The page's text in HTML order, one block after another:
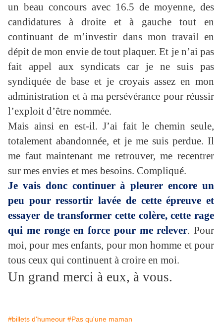
un beau concours avec 16.5 de moyenne, des
candidatures à droite et à gauche tout en
continuant de m’investir dans mon travail en
dépit de mon envie de tout plaquer. Et je n’ai pas
fait appel aux syndicats car je ne suis pas
syndiquée de base et je croyais assez en mon
administration et à ma persévérance pour réussir
l’exploit d’être nommée.
Mais ainsi en est-il. J’ai fait le chemin seule,
totalement abandonnée, et je me suis perdue. Il
me faut maintenant me retrouver, me recentrer
sur mes envies et mes besoins. Compliqué.
Je vais donc continuer à pleurer encore un
peu pour ressortir lavée de cette épreuve et
essayer de transformer cette colère, cette rage
qui me ronge en force pour me relever. Pour
moi, pour mes enfants, pour mon homme et pour
tous ceux qui continuent à croire en moi.
Un grand merci à eux, à vous.
#billets d'humeour #Pas qu'une maman